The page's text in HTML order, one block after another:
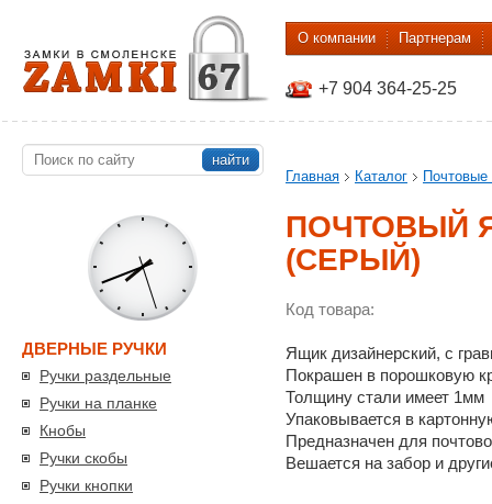
О компании Партнерам
+7 904 364-25-25
найти
ДВЕРНЫЕ РУЧКИ
Ручки раздельные
Ручки на планке
Кнобы
Ручки скобы
Ручки кнопки
Главная Каталог
ПОЧТОВЫЙ
(СЕРЫЙ)
Код товара:
Ящик дизайнерский, с
Покрашен в порошковую
Толщину стали имеет 1мм
Упаковывается в
Предназначен для
Вешается на забор и